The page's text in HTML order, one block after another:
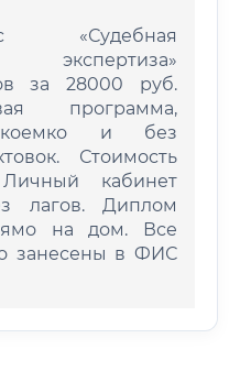
«Судебная
экспертиза»
за 28000 руб.
программа,
и без
Стоимость
кабинет
лагов. Диплом
на дом. Все
занесены в ФИС